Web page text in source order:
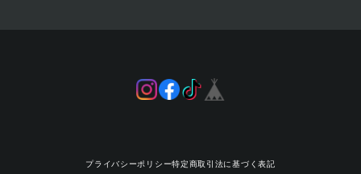
プライバシーポリシー特定商取引法に基づく表記